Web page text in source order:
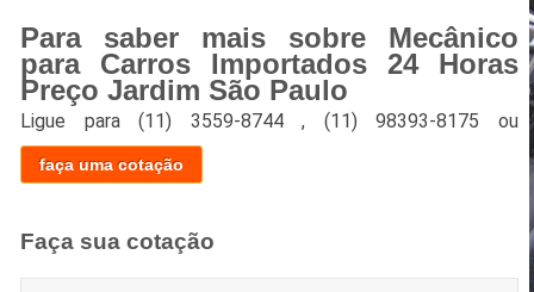
Para saber mais sobre Mecânico
para Carros Importados 24 Horas
Preço Jardim São Paulo
Ligue para(11) 3559-8744 , (11) 98393-8175 ou
faça uma cotação
Faça sua cotação